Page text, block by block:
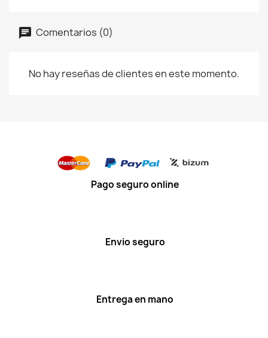
Comentarios (0)
No hay reseñas de clientes en este momento.
Pago seguro online
Envio seguro
Entrega en mano